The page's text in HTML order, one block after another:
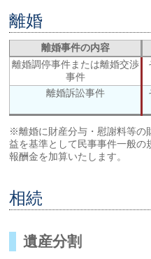
離婚
離婚事件の内容
離婚調停事件または離婚交渉
事件
離婚訴訟事件
※離婚に財産分与・慰謝料等の
益を基準として民事事件一般の
報酬金を加算いたします。
相続
遺産分割